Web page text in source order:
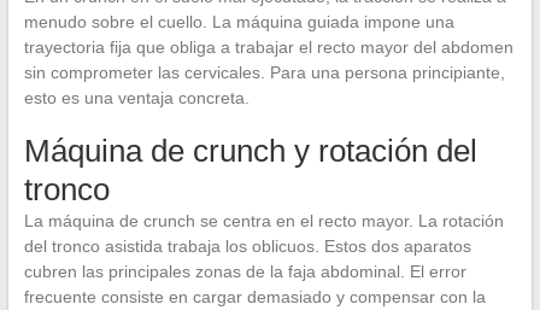
menudo sobre el cuello. La máquina guiada impone una
trayectoria fija que obliga a trabajar el recto mayor del abdomen
sin comprometer las cervicales. Para una persona principiante,
esto es una ventaja concreta.
Máquina de crunch y rotación del
tronco
La máquina de crunch se centra en el recto mayor. La rotación
del tronco asistida trabaja los oblicuos. Estos dos aparatos
cubren las principales zonas de la faja abdominal. El error
frecuente consiste en cargar demasiado y compensar con la